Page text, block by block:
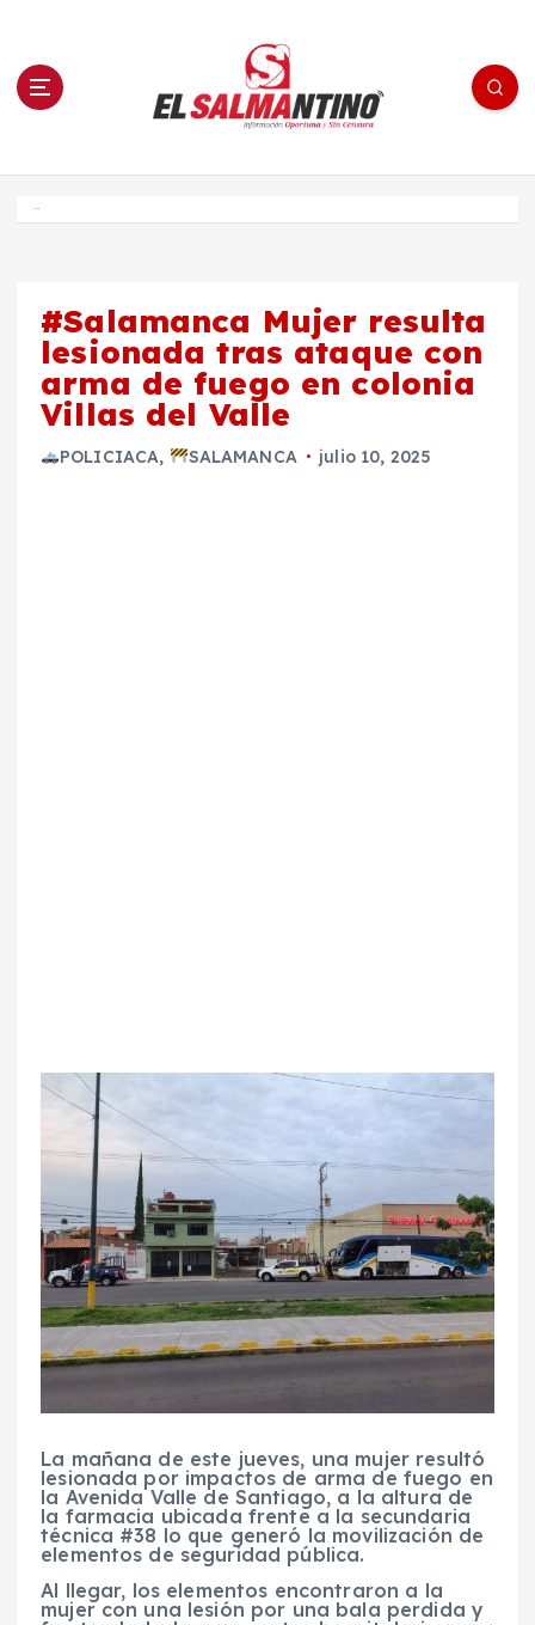
n El Salmantino - medios/noticias/editorial
#Salamanca Mujer resulta
lesionada tras ataque con
arma de fuego en colonia
Villas del Valle
POLICIACA, SALAMANCA julio 10, 2025
La mañana de este jueves, una mujer resultó
lesionada por impactos de arma de fuego en
la Avenida Valle de Santiago, a la altura de
la farmacia ubicada frente a la secundaria
técnica #38 lo que generó la movilización de
elementos de seguridad pública.
Al llegar, los elementos encontraron a la
mujer con una lesión por una bala perdida y